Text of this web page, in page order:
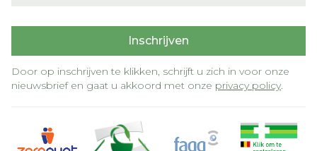
Inschrijven
Door op inschrijven te klikken, schrijft u zich in voor onze
nieuwsbrief en gaat u akkoord met onze privacy policy.